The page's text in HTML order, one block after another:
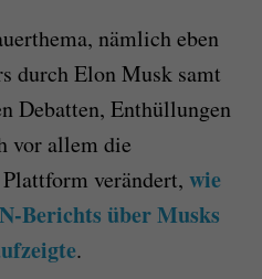
nämlich eben
durch Elon Musk samt
Debatten, Enthüllungen
vor allem die
verändert, wie
Berichts über Musks
.